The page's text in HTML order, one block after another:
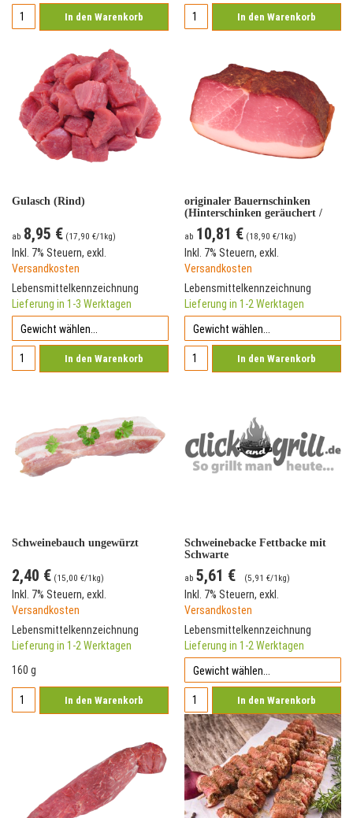
In den Warenkorb In den Warenkorb
Gulasch (Rind)
ab 8,95 € (17,90 €/1kg)
Inkl. 7% Steuern, exkl.
Versandkosten
Lebensmittelkennzeichnung
Lieferung in 1-3 Werktagen
In den Warenkorb
originaler Bauernschinken
(Hinterschinken geräuchert /
Schinkenspeck) - am Stück
ab 10,81 € (18,90 €/1kg)
Inkl. 7% Steuern, exkl.
Versandkosten
Lebensmittelkennzeichnung
Lieferung in 1-2 Werktagen
In den Warenkorb
Schweinebauch ungewürzt
2,40 € (15,00 €/1kg)
Inkl. 7% Steuern, exkl.
Versandkosten
Lebensmittelkennzeichnung
Lieferung in 1-2 Werktagen
160 g
In den Warenkorb
Schweinebacke Fettbacke mit
Schwarte
ab 5,61 € (5,91 €/1kg)
Inkl. 7% Steuern, exkl.
Versandkosten
Lebensmittelkennzeichnung
Lieferung in 1-2 Werktagen
In den Warenkorb